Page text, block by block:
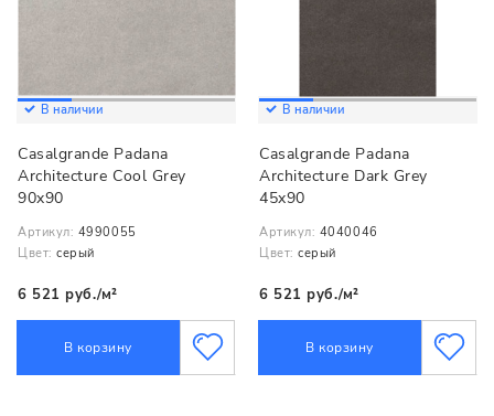
В наличии
Casalgrande Padana
Architecture Cool Grey
90x90
Артикул: 4990055
Цвет: серый
6 521 руб./м²
В корзину
В наличии
Casalgrande Padana
Architecture Dark Grey
45x90
Артикул: 4040046
Цвет: серый
6 521 руб./м²
В корзину